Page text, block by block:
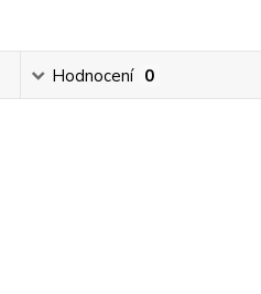
Hodnocení 0